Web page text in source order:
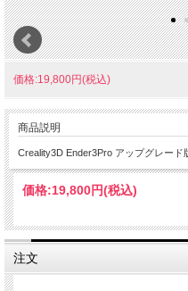
価格:19,800円(税込)
商品説明
Creality3D Ender3Pro アップグレード
価格:19,800円(税込)
注文